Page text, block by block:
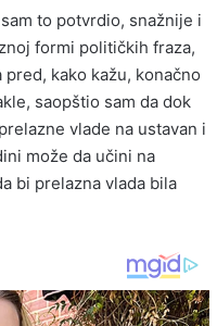
to potvrdio, snažnije i
formi političkih fraza,
kako kažu, konačno
saopštio sam da dok
vlade na ustavan i
može da učini na
bi prelazna vlada bila